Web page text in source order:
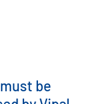
be